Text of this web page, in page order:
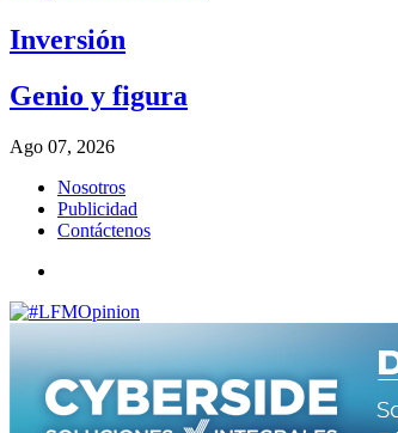
Inversión
Genio y figura
Ago 07, 2026
Nosotros
Publicidad
Contáctenos